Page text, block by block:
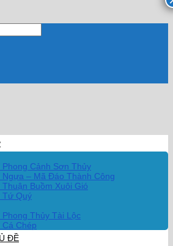
Phong Cảnh Sơn Thủy
Ngựa – Mã Đáo Thành Công
Thuận Buồm Xuôi Gió
Tứ Quý
Phong Thủy Tài Lộc
Cá Chép
ĐỀ